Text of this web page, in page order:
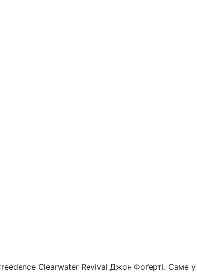
Clearwater Revival Джон Фоґерті. Саме